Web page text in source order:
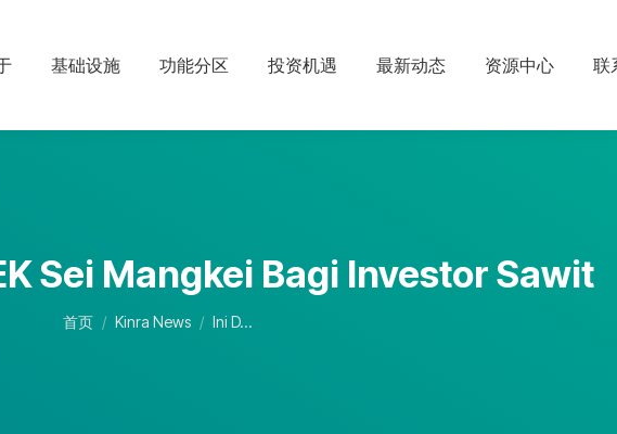
基础设施 功能分区 投资机遇 最新动态 资源中心 联
Sei Mangkei Bagi Investor Sawit
您在这里：
首页 Kinra News Ini D…